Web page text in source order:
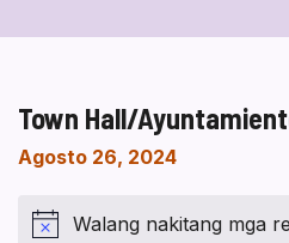
Town Hall/
Agosto 26, 2024
Walang nakitang mga